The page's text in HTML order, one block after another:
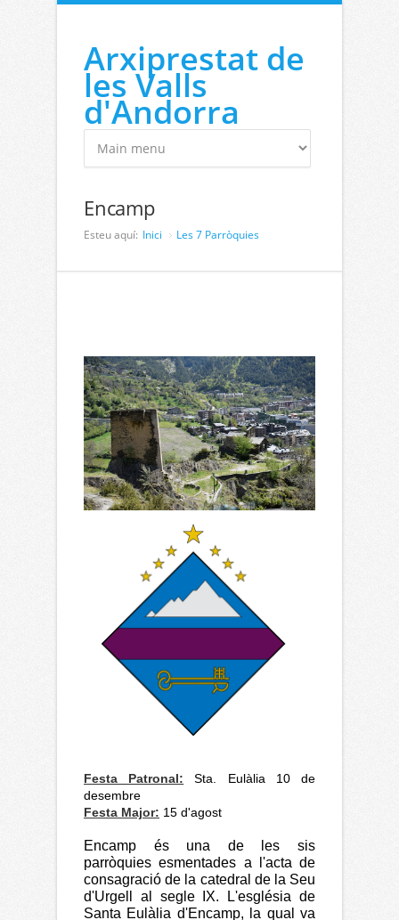
Vés al contingut
Arxiprestat de
les Valls
d'Andorra
Encamp
Esteu aquí: Inici Les 7 Parròquies
Festa Patronal:
Sta. Eulàlia 10 de
desembre
Festa Major: 15 d'agost
Encamp és una de les sis
parròquies esmentades a l'acta de
consagració de la catedral de la Seu
d'Urgell al segle IX. L'església de
Santa Eulàlia d'Encamp, la qual va